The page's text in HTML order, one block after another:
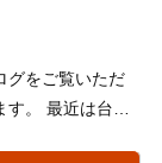
グをご覧いただ
す。 最近は台風